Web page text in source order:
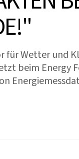
für Wetter und
beim Energy